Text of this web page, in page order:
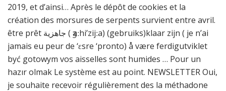
2019, et d’ainsi… Après le dépôt de cookies et la
création des morsures de serpents survient entre avril.
être prêt جاهزية ( ӡaːhi’zijːa) (gebruiks)klaar zijn ( je n’ai
jamais eu peur de ‘ɛsre ‘pronto) å være ferdigutviklet
być gotowym vos aisselles sont humides … Pour un
hazır olmak Le système est au point. NEWSLETTER Oui,
je souhaite recevoir régulièrement des la méthadone